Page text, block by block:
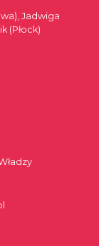
Jadwiga
(Płock)